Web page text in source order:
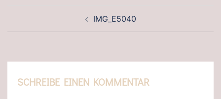
IMG_E5040
SCHREIBE EINEN KOMMENTAR